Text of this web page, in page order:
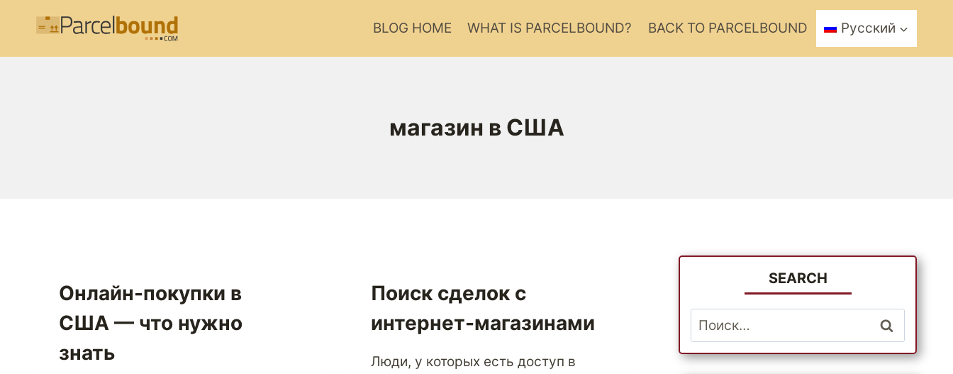
BLOG HOME WHAT IS PARCELBOUND? BACK TO PARCELBOUND Русский
магазин в США
Онлайн-покупки в
США — что нужно
знать
Поиск сделок с
интернет-магазинами
Люди, у которых есть доступ в
SEARCH
Найти: